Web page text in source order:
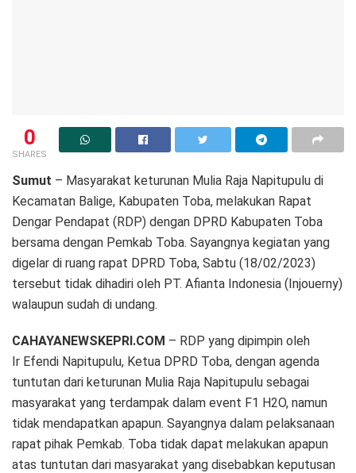
0
SHARES
Sumut – Masyarakat keturunan Mulia Raja Napitupulu di
Kecamatan Balige, Kabupaten Toba, melakukan Rapat
Dengar Pendapat (RDP) dengan DPRD Kabupaten Toba
bersama dengan Pemkab Toba. Sayangnya kegiatan yang
digelar di ruang rapat DPRD Toba, Sabtu (18/02/2023)
tersebut tidak dihadiri oleh PT. Afianta Indonesia (Injouerny)
walaupun sudah di undang.
CAHAYANEWSKEPRI.COM – RDP yang dipimpin oleh
Ir Efendi Napitupulu, Ketua DPRD Toba, dengan agenda
tuntutan dari keturunan Mulia Raja Napitupulu sebagai
masyarakat yang terdampak dalam event F1 H2O, namun
tidak mendapatkan apapun. Sayangnya dalam pelaksanaan
rapat pihak Pemkab. Toba tidak dapat melakukan apapun
atas tuntutan dari masyarakat yang disebabkan keputusan